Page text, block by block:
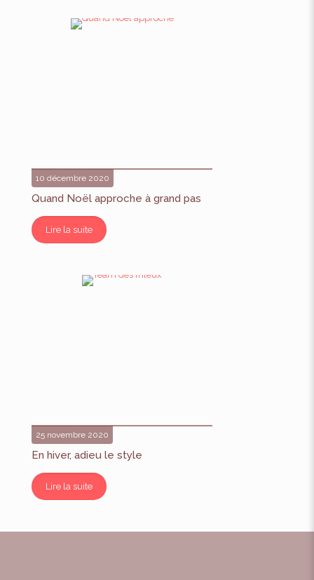
10 décembre 2020
Quand Noël approche à grand pas
Lire la suite
25 novembre 2020
En hiver, adieu le style
Lire la suite